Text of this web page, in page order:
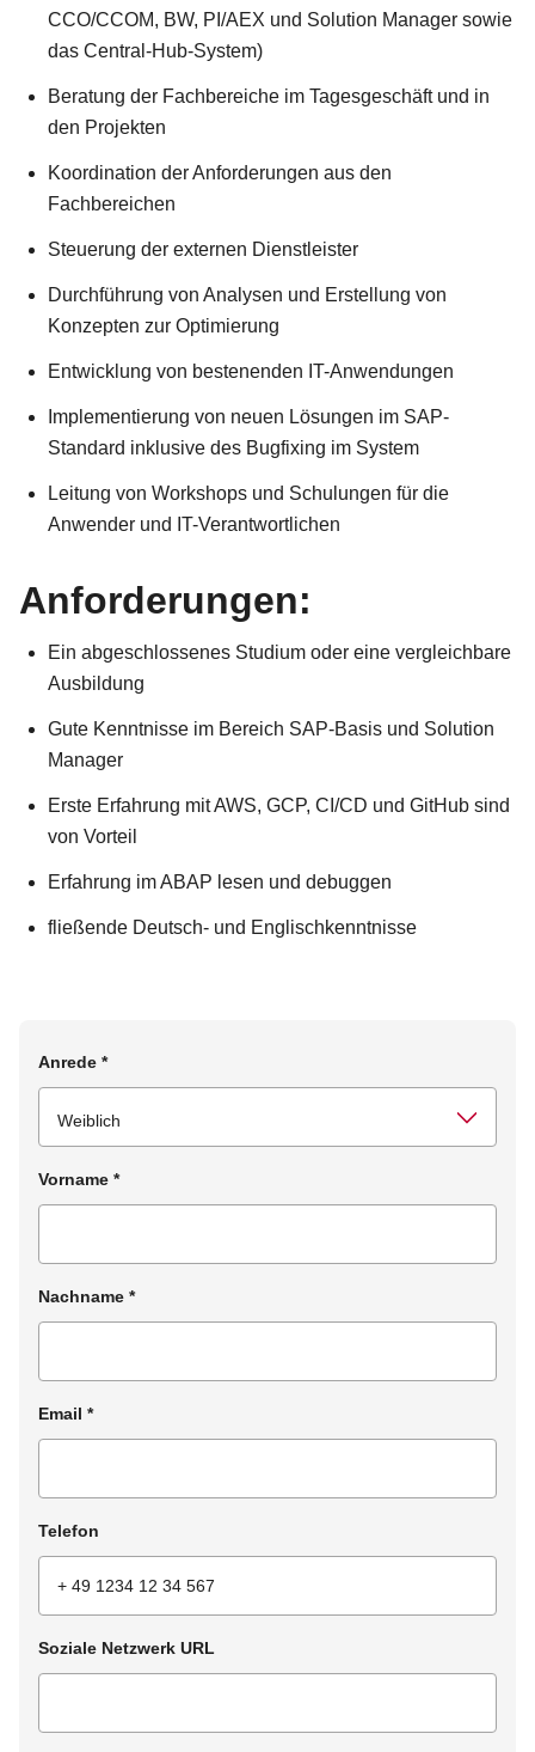
CCO/CCOM, BW, PI/AEX und Solution Manager sowie
das Central-Hub-System)
Beratung der Fachbereiche im Tagesgeschäft und in
den Projekten
Koordination der Anforderungen aus den
Fachbereichen
Steuerung der externen Dienstleister
Durchführung von Analysen und Erstellung von
Konzepten zur Optimierung
Entwicklung von bestenenden IT-Anwendungen
Implementierung von neuen Lösungen im SAP-
Standard inklusive des Bugfixing im System
Leitung von Workshops und Schulungen für die
Anwender und IT-Verantwortlichen
Anforderungen:
Ein abgeschlossenes Studium oder eine vergleichbare
Ausbildung
Gute Kenntnisse im Bereich SAP-Basis und Solution
Manager
Erste Erfahrung mit AWS, GCP, CI/CD und GitHub sind
von Vorteil
Erfahrung im ABAP lesen und debuggen
fließende Deutsch- und Englischkenntnisse
Anrede *
Vorname *
Nachname *
Email *
Telefon
Soziale Netzwerk URL